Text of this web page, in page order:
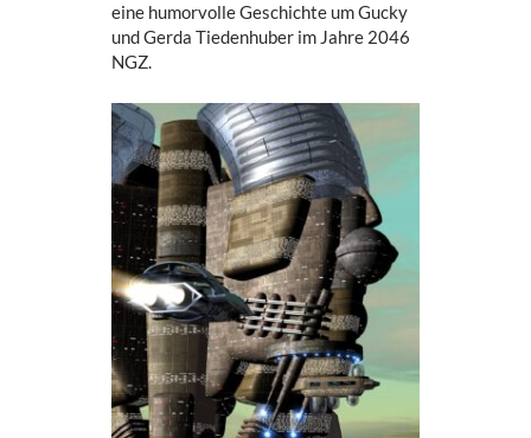
eine humorvolle Geschichte um Gucky
und Gerda Tiedenhuber im Jahre 2046
NGZ.